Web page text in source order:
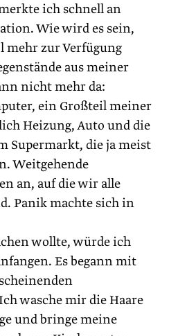
ich schnell an
Wie wird es sein,
mehr zur Verfügung
aus meiner
nicht mehr da:
ein Großteil meiner
Heizung, Auto und die
Supermarkt, die ja meist
Weitgehende
an, auf die wir alle
Panik machte sich in
wollte, würde ich
Es begann mit
wasche mir die Haare
und bringe meine